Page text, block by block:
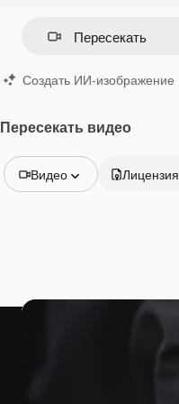
Создать ИИ-изображение
Пересекать видео
Видео
Видео
Лицензия